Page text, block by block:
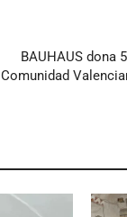
BAUHAUS dona
Comunidad